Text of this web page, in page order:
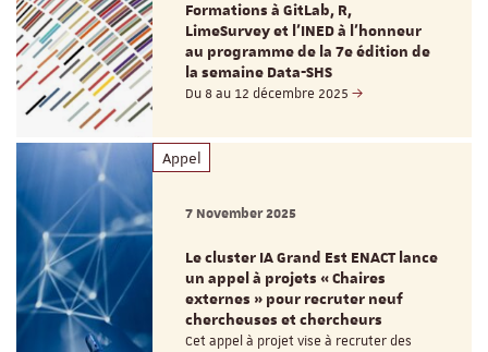
Formations à GitLab, R,
LimeSurvey et l'INED à l'honneur
au programme de la 7e édition de
la semaine Data-SHS
Du 8 au 12 décembre 2025
Appel
7 November 2025
Le cluster IA Grand Est ENACT lance
un appel à projets « Chaires
externes » pour recruter neuf
chercheuses et chercheurs
Cet appel à projet vise à recruter des